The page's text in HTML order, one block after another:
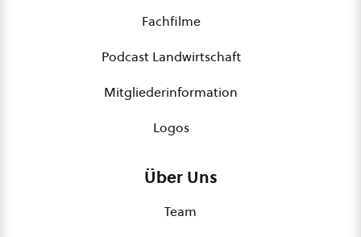
Fachfilme
Podcast Landwirtschaft
Mitgliederinformation
Logos
Über Uns
Team